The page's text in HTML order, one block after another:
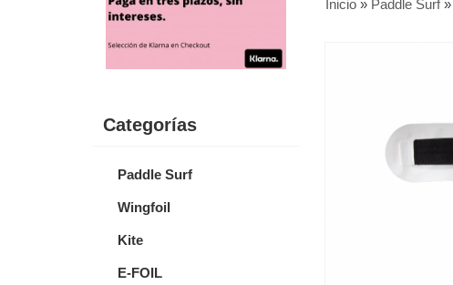
Categorías
Paddle Surf
Wingfoil
Kite
E-FOIL
Inicio» Paddle Surf»